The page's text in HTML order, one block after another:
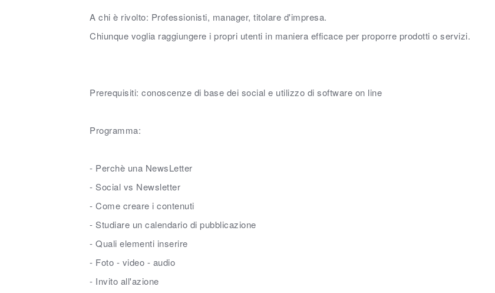
A chi è rivolto: Professionisti, manager, titolare d'impresa.
Chiunque voglia raggiungere i propri utenti in maniera efficace per proporre prodotti o servizi.
Prerequisiti: conoscenze di base dei social e utilizzo di software on line
Programma:
- Perchè una NewsLetter
- Social vs Newsletter
- Come creare i contenuti
- Studiare un calendario di pubblicazione
- Quali elementi inserire
- Foto - video - audio
- Invito all'azione